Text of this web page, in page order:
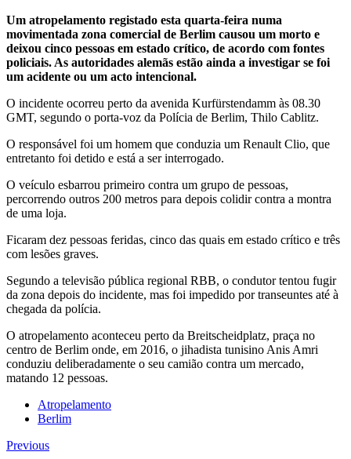
Um atropelamento registado esta quarta-feira numa
movimentada zona comercial de Berlim causou um morto e
deixou cinco pessoas em estado crítico, de acordo com fontes
policiais. As autoridades alemãs estão ainda a investigar se foi
um acidente ou um acto intencional.
O incidente ocorreu perto da avenida Kurfürstendamm às 08.30
GMT, segundo o porta-voz da Polícia de Berlim, Thilo Cablitz.
O responsável foi um homem que conduzia um Renault Clio, que
entretanto foi detido e está a ser interrogado.
O veículo esbarrou primeiro contra um grupo de pessoas,
percorrendo outros 200 metros para depois colidir contra a montra
de uma loja.
Ficaram dez pessoas feridas, cinco das quais em estado crítico e três
com lesões graves.
Segundo a televisão pública regional RBB, o condutor tentou fugir
da zona depois do incidente, mas foi impedido por transeuntes até à
chegada da polícia.
O atropelamento aconteceu perto da Breitscheidplatz, praça no
centro de Berlim onde, em 2016, o jihadista tunisino Anis Amri
conduziu deliberadamente o seu camião contra um mercado,
matando 12 pessoas.
Atropelamento
Berlim
Previous